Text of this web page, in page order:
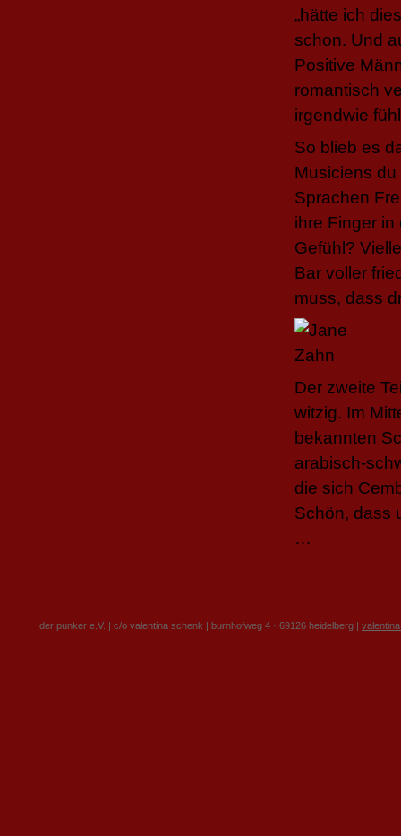
„hätte ich
schon. Und
Positive
romantisch
irgendwie
So blieb es
Musiciens
Sprachen
ihre Finger in
Gefühl?
Bar voller
muss, dass
Der zweite
witzig. Im
bekannten
arabisch-
die sich
Schön, dass
…
der punker e.V. | c/o valentina schenk | burnhofweg 4 · 69126 heidelberg |